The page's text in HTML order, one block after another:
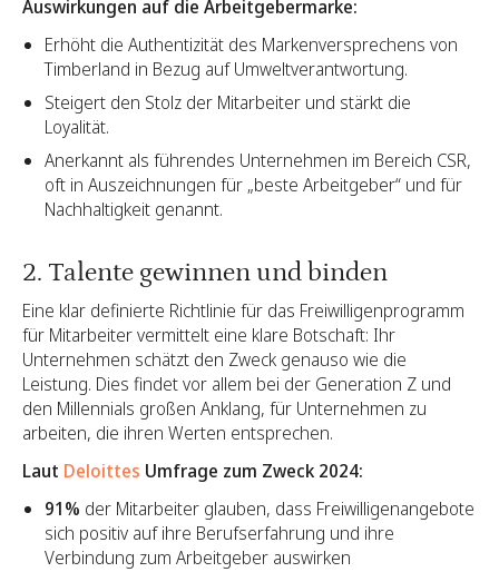
Auswirkungen auf die Arbeitgebermarke:
Erhöht die Authentizität des Markenversprechens von
Timberland in Bezug auf Umweltverantwortung.
Steigert den Stolz der Mitarbeiter und stärkt die
Loyalität.
Anerkannt als führendes Unternehmen im Bereich CSR,
oft in Auszeichnungen für „beste Arbeitgeber“ und für
Nachhaltigkeit genannt.
2. Talente gewinnen und binden
Eine klar definierte Richtlinie für das Freiwilligenprogramm
für Mitarbeiter vermittelt eine klare Botschaft: Ihr
Unternehmen schätzt den Zweck genauso wie die
Leistung. Dies findet vor allem bei der Generation Z und
den Millennials großen Anklang, für Unternehmen zu
arbeiten, die ihren Werten entsprechen.
Laut Deloittes Umfrage zum Zweck 2024:
91% der Mitarbeiter glauben, dass Freiwilligenangebote
sich positiv auf ihre Berufserfahrung und ihre
Verbindung zum Arbeitgeber auswirken